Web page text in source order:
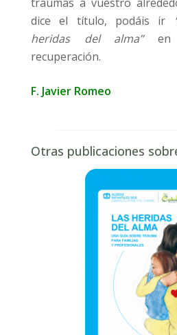
dice el título, podáis ir
heridas del alma”en
recuperación.
F. Javier Romeo
Otras publicaciones